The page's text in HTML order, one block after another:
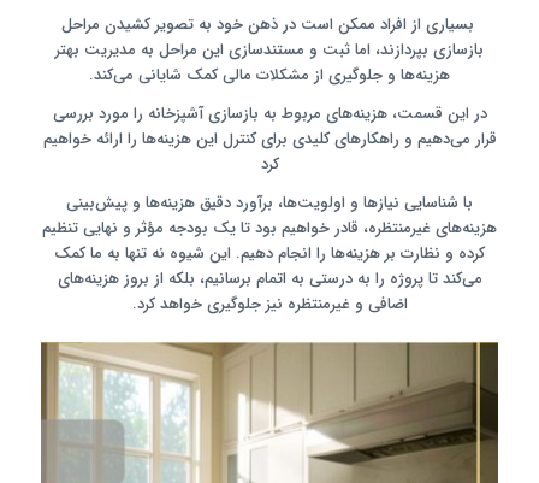
بسیاری از افراد ممکن است در ذهن خود به تصویر کشیدن مراحل
بازسازی بپردازند، اما ثبت و مستندسازی این مراحل به مدیریت بهتر
هزینه‌ها و جلوگیری از مشکلات مالی کمک شایانی می‌کند.
در این قسمت، هزینه‌های مربوط به بازسازی آشپزخانه را مورد بررسی
قرار می‌دهیم و راهکارهای کلیدی برای کنترل این هزینه‌ها را ارائه خواهیم
کرد
با شناسایی نیازها و اولویت‌ها، برآورد دقیق هزینه‌ها و پیش‌بینی
هزینه‌های غیرمنتظره، قادر خواهیم بود تا یک بودجه مؤثر و نهایی تنظیم
کرده و نظارت بر هزینه‌ها را انجام دهیم. این شیوه نه تنها به ما کمک
می‌کند تا پروژه را به درستی به اتمام برسانیم، بلکه از بروز هزینه‌های
اضافی و غیرمنتظره نیز جلوگیری خواهد کرد.